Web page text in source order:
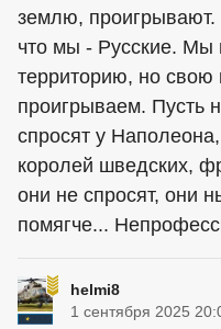
землю,
что мы - Русские. Мы
территорию, но свою
проигрываем. Пусть
спросят у
королей шведских,
они не спросят, они
помягче...
helmi8
1 сентября 2025